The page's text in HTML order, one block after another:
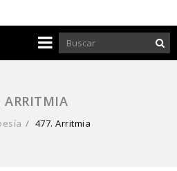
ARRITMIA
/ 477. Arritmia